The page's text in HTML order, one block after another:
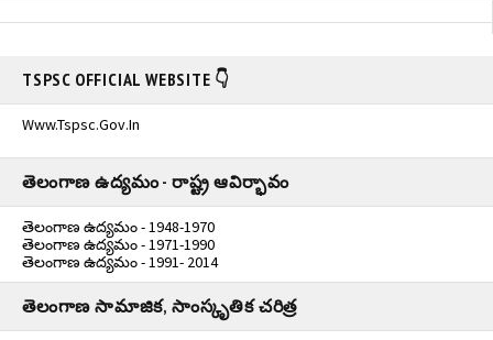
TSPSC OFFICIAL WEBSITE 👇
Www.tspsc.gov.in
తెలంగాణ ఉద్యమం - రాష్ట్ర ఆవిర్భావం
తెలంగాణ ఉద్యమం - 1948-1970
తెలంగాణ ఉద్యమం - 1971-1990
తెలంగాణ ఉద్యమం - 1991- 2014
తెలంగాణ సామాజిక, సాంస్కృతిక చరిత్ర